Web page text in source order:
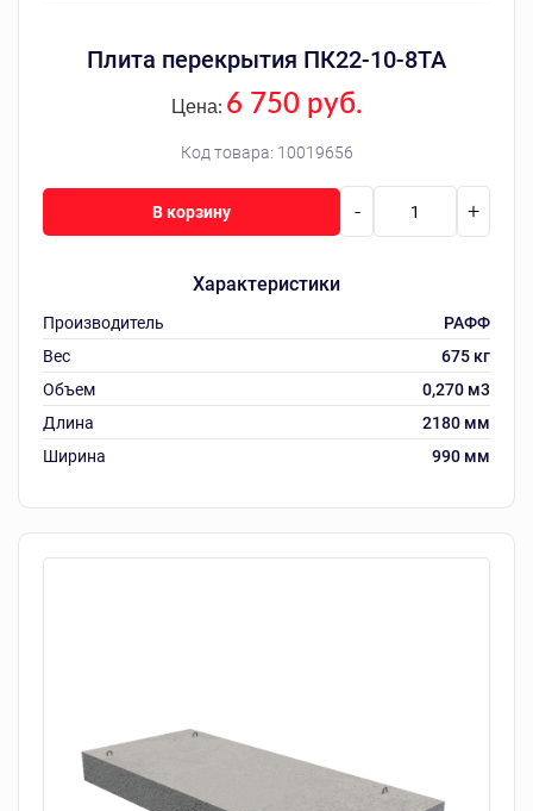
Плита перекрытия ПК22-10-8ТА
Код товара: 10019656
Цена: 6 750 руб.
Характеристики
Производитель
РАФФ
Вес
675 кг
Объем
0,270 м3
Длина
2180 мм
Ширина
990 мм
- +
В корзину